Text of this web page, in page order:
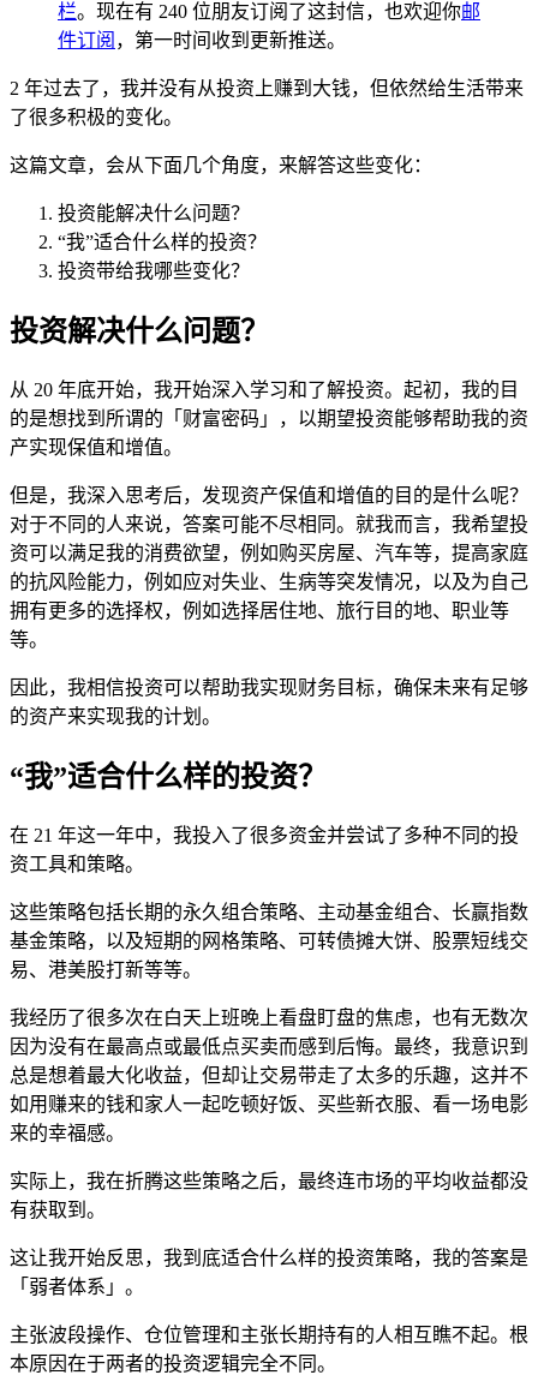
栏。现在有 240 位朋友订阅了这封信，也欢迎你邮
件订阅 ，第一时间收到更新推送。
2 年过去了，我并没有从投资上赚到大钱，但依然给生活带来
了很多积极的变化。
这篇文章，会从下面几个角度，来解答这些变化：
投资能解决什么问题？
“我”适合什么样的投资？
投资带给我哪些变化？
投资解决什么问题？
从 20 年底开始，我开始深入学习和了解投资。起初，我的目
的是想找到所谓的「财富密码」，以期望投资能够帮助我的资
产实现保值和增值。
但是，我深入思考后，发现资产保值和增值的目的是什么呢？
对于不同的人来说，答案可能不尽相同。就我而言，我希望投
资可以满足我的消费欲望，例如购买房屋、汽车等，提高家庭
的抗风险能力，例如应对失业、生病等突发情况，以及为自己
拥有更多的选择权，例如选择居住地、旅行目的地、职业等
等。
因此，我相信投资可以帮助我实现财务目标，确保未来有足够
的资产来实现我的计划。
“我”适合什么样的投资？
在 21 年这一年中，我投入了很多资金并尝试了多种不同的投
资工具和策略。
这些策略包括长期的永久组合策略、主动基金组合、长赢指数
基金策略，以及短期的网格策略、可转债摊大饼、股票短线交
易、港美股打新等等。
我经历了很多次在白天上班晚上看盘盯盘的焦虑，也有无数次
因为没有在最高点或最低点买卖而感到后悔。最终，我意识到
总是想着最大化收益，但却让交易带走了太多的乐趣，这并不
如用赚来的钱和家人一起吃顿好饭、买些新衣服、看一场电影
来的幸福感。
实际上，我在折腾这些策略之后，最终连市场的平均收益都没
有获取到。
这让我开始反思，我到底适合什么样的投资策略，我的答案是
「弱者体系」。
主张波段操作、仓位管理和主张长期持有的人相互瞧不起。根
本原因在于两者的投资逻辑完全不同。